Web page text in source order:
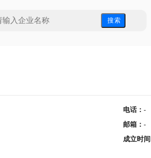
搜 索
电话： -
邮箱 ： -
成立时间